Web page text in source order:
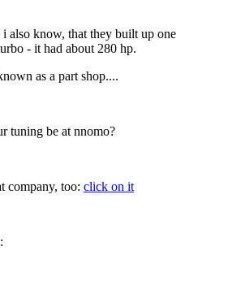
also know, that they built up one
- it had about 280 hp.
as a part shop....
tuning be at nnomo?
company, too: click on it